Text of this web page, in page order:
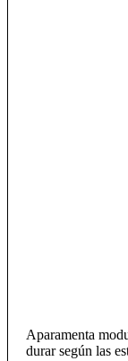
Aparamenta
durar según las